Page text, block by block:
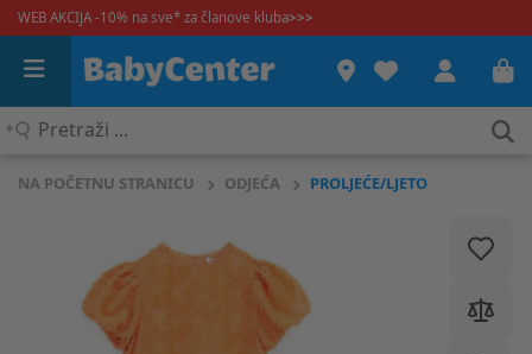
WEB AKCIJA -10% na sve* za članove kluba>>>
Pretraži
NA POČETNU STRANICU ODJEĆA PROLJEĆE/LJETO